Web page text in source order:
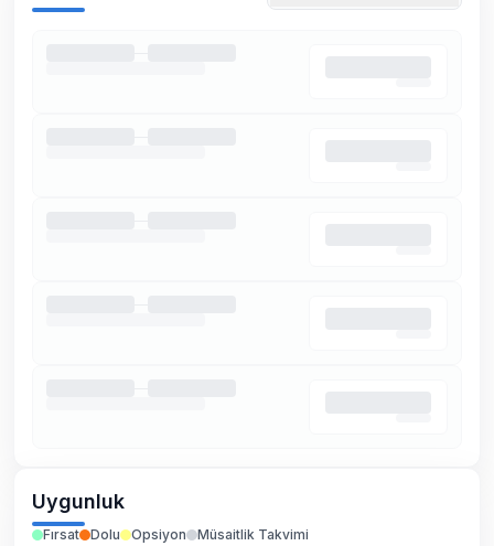
Uygunluk
Fırsat Dolu Opsiyon Müsaitlik Takvimi